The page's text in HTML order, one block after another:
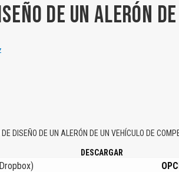
DE UN ALERÓN
DISEÑO DE UN ALERÓN DE UN VEHÍCULO DE
DESCARGAR